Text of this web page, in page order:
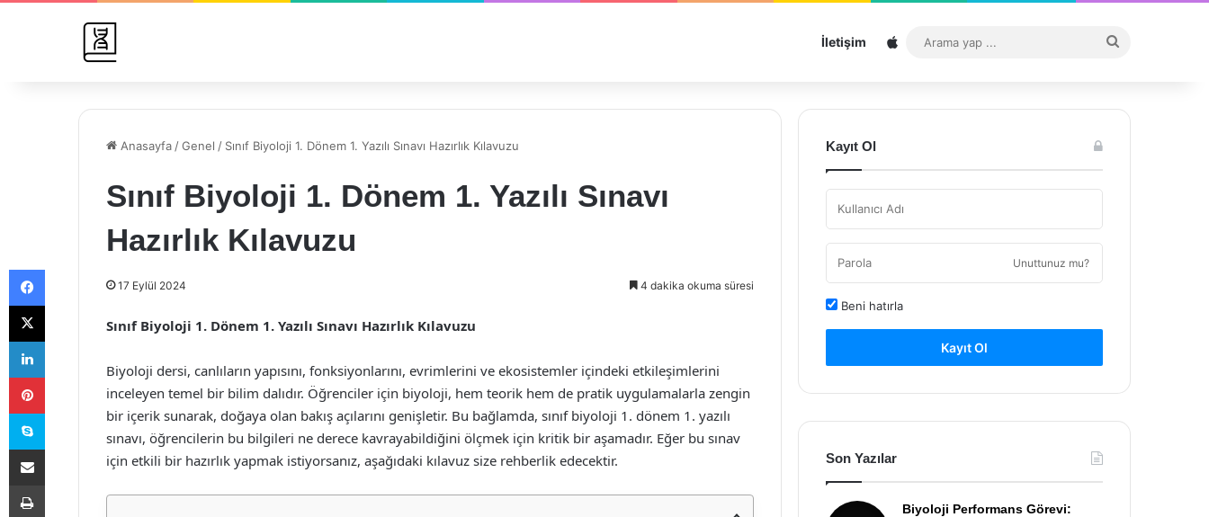
İletişim Sitemap
...
Anasayfa /Genel / Sınıf Biyoloji 1. Dönem 1. Yazılı Sınavı Hazırlık Kılavuzu
Sınıf Biyoloji 1. Dönem 1. Yazılı Sınavı
Hazırlık Kılavuzu
17 Eylül 2024 4 dakika okuma süresi
Sınıf Biyoloji 1. Dönem 1. Yazılı Sınavı Hazırlık Kılavuzu
Biyoloji dersi, canlıların yapısını, fonksiyonlarını, evrimlerini ve ekosistemler içindeki etkileşimlerini
inceleyen temel bir bilim dalıdır. Öğrenciler için biyoloji, hem teorik hem de pratik uygulamalarla zengin
bir içerik sunarak, doğaya olan bakış açılarını genişletir. Bu bağlamda, sınıf biyoloji 1. dönem 1. yazılı
sınavı, öğrencilerin bu bilgileri ne derece kavrayabildiğini ölçmek için kritik bir aşamadır. Eğer bu sınav
için etkili bir hazırlık yapmak istiyorsanız, aşağıdaki kılavuz size rehberlik edecektir.
Kayıt Ol
Unuttunuz mu?
Beni hatırla
Kayıt Ol
Son Yazılar
Biyoloji Performans Görevi:
Facebook
X
LinkedIn
Pinterest
Skype
E-Posta ile paylaş